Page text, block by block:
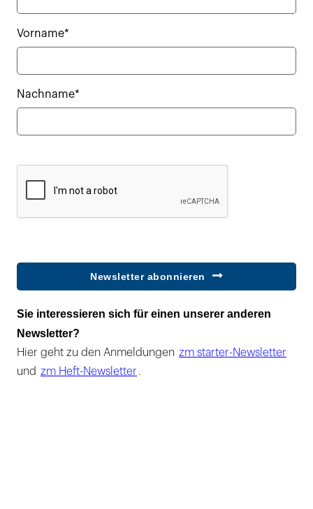
Vorname*
Nachname*
Newsletter abonnieren
Sie interessieren sich für einen unserer anderen
Newsletter?
Hier geht zu den Anmeldungen zm starter-Newsletter
und zm Heft-Newsletter .